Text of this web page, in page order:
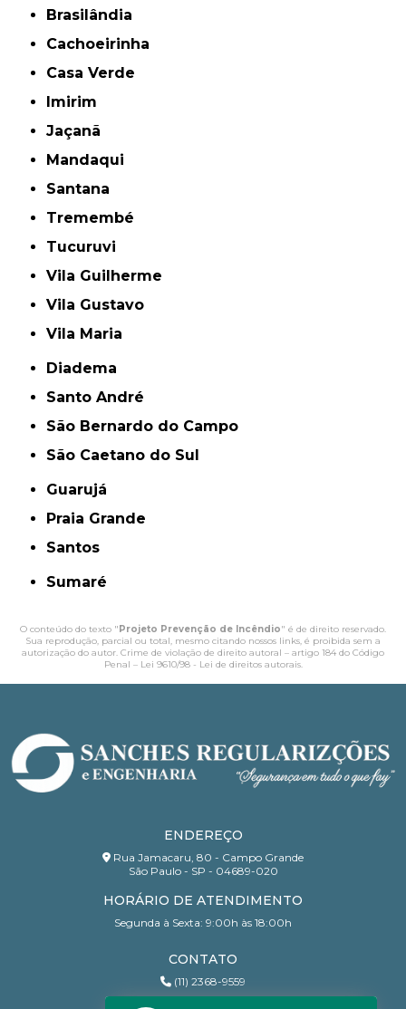
Brasilândia
Cachoeirinha
Casa Verde
Imirim
Jaçanã
Mandaqui
Santana
Tremembé
Tucuruvi
Vila Guilherme
Vila Gustavo
Vila Maria
Diadema
Santo André
São Bernardo do Campo
São Caetano do Sul
Guarujá
Praia Grande
Santos
Sumaré
O conteúdo do texto "Projeto Prevenção de Incêndio" é de direito reservado.
Sua reprodução, parcial ou total, mesmo citando nossos links, é proibida sem a
autorização do autor. Crime de violação de direito autoral – artigo 184 do Código
Penal – Lei 9610/98 - Lei de direitos autorais.
ENDEREÇO
Rua Jamacaru, 80 - Campo Grande
São Paulo - SP - 04689-020
HORÁRIO DE ATENDIMENTO
Segunda à Sexta: 9:00h às 18:00h
CONTATO
(11) 2368-9559